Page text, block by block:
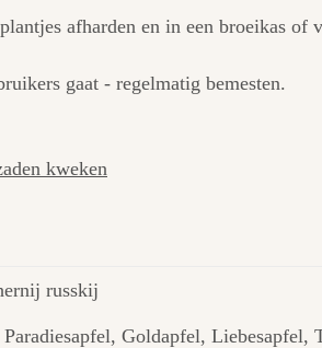
afharden en in een broeikas of
gaat - regelmatig bemesten.
kweken
russkij
Paradiesapfel, Goldapfel, Liebesapfel,